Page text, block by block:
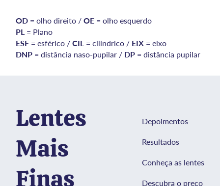
OD = olho direito /OE = olho esquerdo
PL = Plano
ESF = esférico /CIL = cilíndrico / EIX = eixo
DNP = distância naso-pupilar / DP = distância pupilar
Lentes
Mais
Finas
Depoimentos
Resultados
Conheça as lentes
Descubra o preço